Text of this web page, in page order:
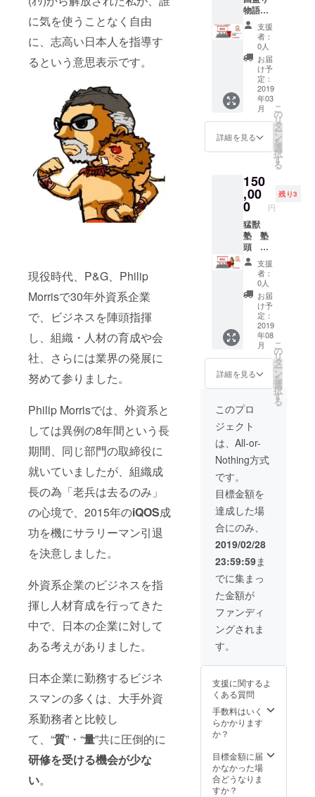
に気を使うことなく自由
に、志高い日本人を指導す
るという意思表示です。
現役時代、P&G、Philip
Morrisで30年外資系企業
で、ビジネスを陣頭指揮
し、組織・人材の育成や会
社、さらには業界の発展に
努めて参りました。
Philip Morrisでは、外資系と
しては異例の8年間という長
期間、同じ部門の取締役に
就いていましたが、組織成
長の為「老兵は去るのみ」
の心境で、2015年のiQOS成
功を機にサラリーマン引退
を決意しました。
外資系企業のビジネスを指
揮し人材育成を行ってきた
中で、日本の企業に対して
ある考えがありました。
日本企業に勤務するビジネ
スマンの多くは、大手外資
系勤務者と比較し
て、“質”・“量”共に圧倒的に
研修を受ける機会が少な
い。
スキルを社
内外に指
導。販売企
画マネー
ジャーとし
て日用品・
医薬品等の
様々なカテ
ゴリー・ブ
ランドの販
案、パン
パース、
ジョイ、
VICS諸製品
等の数々の
新製品発売
を成功に導
本職はセー
ルス＆マー
ケティング
材育成の達
人として、
様々な組織
をリード。
マックス
ファク
ター/SK2化
粧品部門に
異動時に
は、万年5番
手メーカー
の意識が定
着していた
美容部員・
営業スタッ
フの意識改
革・ビジネ
ス構造改革
に着手し、2
年連続のビ
ジネス倍増
を達成。300
名のチーム
で始まった
各種改革
山市内
猛獣塾
Webコ
ミュニ
ティ/ビ
ジネス
クラブ
説明
会 参
加権利
開催は
翌日８
す ※日
程は、
都合に
より変
更の可
能性が
ありま
す ※交
通費
は、ご
負担お
願いし
ます ※
終了
後、場
所等の
詳細を
メール
たしま
物語を
プロ
デュー
スして
います
CAMPF
IRE公式
キュ
レー
ター
大村和
彦 講演
会を開
（日本
国内）
通常講
師料
１０８
０００
円をＣ
ＡＭＰ
ＦＩＲ
Ｅ特別
価格５
０００
０円
【内
容】 ク
ラウド
ファン
ディン
グとは
ドファ
ンディ
ングの
活用方
法 中小
企業に
ドファ
ンディ
ング活
用方
法 etc.
※公演時
間１２
０分 ※
２０１
９年３
月〜１
２月に
て、日
いただ
※交通
費、宿
泊費別
途かか
阪 在
住）
支援
者：
0人
お届
け予
定：
2019
年03
月
詳細を見る
こ
の
リ
タ
ー
ン
を
選
択
す
る
150
,00
0 円
残り3
猛獣
塾 塾
頭 西
田浩史
講演会
を開催
する権
利（日
本国
内） 通
常講師
料 ９
０分４
８６，
０００
ＡＭＰ
ＦＩＲ
Ｅ特別
価格１
５００
００円
２０分
の講演
になり
ます ※
公演時
間１２
０分 ※
２０１
９年８
月〜１
１月に
て、日
程調整
きます
費、宿
泊費別
途かか
ります
支援
者：
0人
お届
け予
定：
2019
年08
月
詳細を見る
こ
の
リ
タ
ー
ン
を
選
択
す
る
このプロ
ジェクト
は、All-or-
Nothing方式
です。
目標金額を
達成した場
合にのみ、
2019/02/28
23:59:59ま
でに集まっ
た金額が
ファンディ
ングされま
す。
支援に関するよ
くある質問
手数料はいく
らかかります
か？
目標金額に届
かなかった場
合どうなりま
すか？